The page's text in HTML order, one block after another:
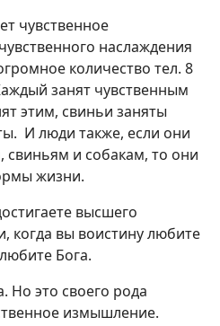
чувственное
наслаждения
количество тел. 8
занят чувственным
этим, свиньи заняты
И люди также, если они
свиньям и собакам, то они
жизни.
высшего
когда вы воистину любите
Бога.
Но это своего рода
измышление.